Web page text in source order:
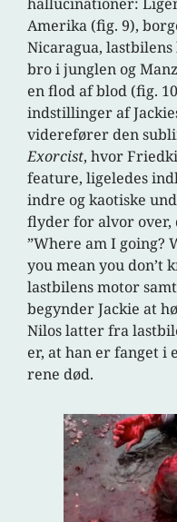
Amerika (fig. 9),
Nicaragua,
bro i junglen og
en flod af blod (fig.
indstillinger af
viderefører den
Exorcist, hvor
feature, ligeledes
indre og kaotiske
flyder for alvor over,
”Where am I going?
you mean you don’t
lastbilens motor
begynder Jackie at
Nilos latter fra
er, at han er fanget i
rene død.